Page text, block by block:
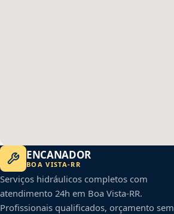
ENCANADOR
BOA VISTA-RR
Serviços hidráulicos completos com
atendimento 24h em Boa Vista-RR.
Profissionais qualificados, orçamento sem